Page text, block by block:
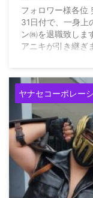
任の社長は…
フォロワー様各位
31日付で、一身上
ン㈱を退職致しま
アニキが引き継ぎ
(@tuiburekamen)
ヤナセコーポレー